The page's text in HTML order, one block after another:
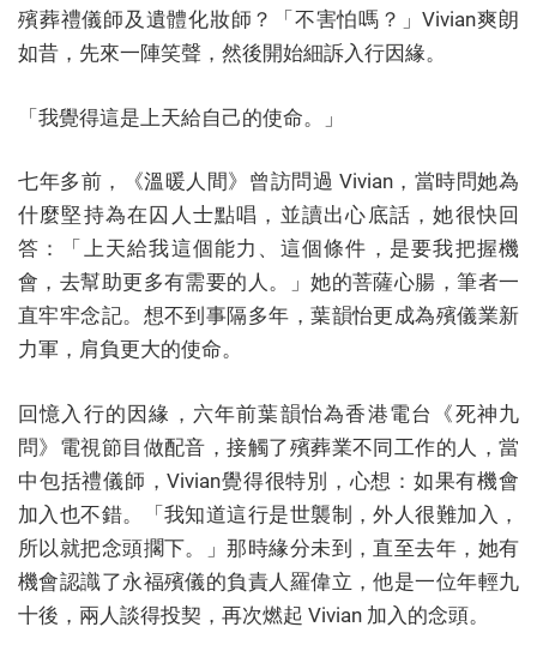
殯葬禮儀師及遺體化妝師？「不害怕嗎？」Vivian爽朗
如昔，先來一陣笑聲，然後開始細訴入行因緣。
「我覺得這是上天給自己的使命。」
七年多前，《溫暖人間》曾訪問過 Vivian，當時問她為
什麼堅持為在囚人士點唱，並讀出心底話，她很快回
答：「上天給我這個能力、這個條件，是要我把握機
會，去幫助更多有需要的人。」她的菩薩心腸，筆者一
直牢牢念記。想不到事隔多年，葉韻怡更成為殯儀業新
力軍，肩負更大的使命。
回憶入行的因緣，六年前葉韻怡為香港電台《死神九
問》電視節目做配音，接觸了殯葬業不同工作的人，當
中包括禮儀師，Vivian覺得很特別，心想：如果有機會
加入也不錯。「我知道這行是世襲制，外人很難加入，
所以就把念頭擱下。」那時緣分未到，直至去年，她有
機會認識了永福殯儀的負責人羅偉立，他是一位年輕九
十後，兩人談得投契，再次燃起 Vivian 加入的念頭。